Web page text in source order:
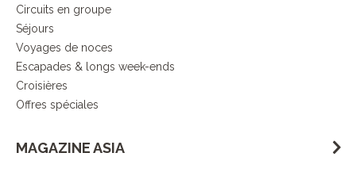
Circuits en groupe
Séjours
Voyages de noces
Escapades & longs week-ends
Croisières
Offres spéciales
MAGAZINE ASIA